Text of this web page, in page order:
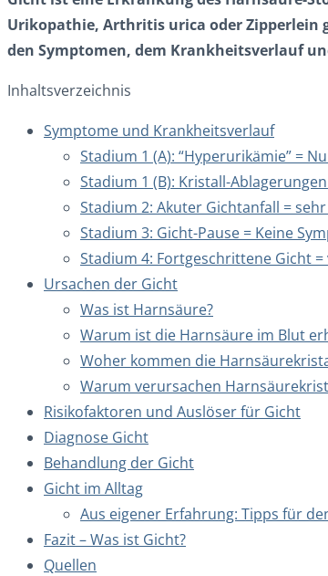
Urikopathie, Arthritis urica oder Zipperlein
den Symptomen, dem Krankheitsverlauf
Inhaltsverzeichnis
Symptome und Krankheitsverlauf
Stadium 1 (A): “Hyperurikämie” =
Stadium 1 (B): Kristall-
Stadium 2: Akuter Gichtanfall =
Stadium 3: Gicht-Pause = Keine
Stadium 4: Fortgeschrittene Gicht
Ursachen der Gicht
Was ist Harnsäure?
Warum ist die Harnsäure im Blut
Woher kommen die
Warum verursachen
Risikofaktoren und Auslöser für Gicht
Diagnose Gicht
Behandlung der Gicht
Gicht im Alltag
Aus eigener Erfahrung: Tipps für
Fazit – Was ist Gicht?
Quellen